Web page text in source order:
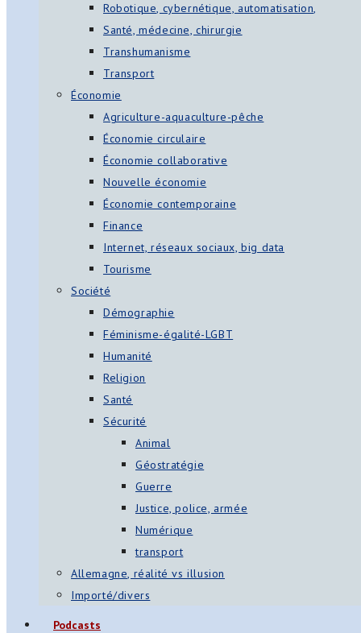
Robotique, cybernétique, automatisation,
Santé, médecine, chirurgie
Transhumanisme
Transport
Économie
Agriculture-aquaculture-pêche
Économie circulaire
Économie collaborative
Nouvelle économie
Économie contemporaine
Finance
Internet, réseaux sociaux, big data
Tourisme
Société
Démographie
Féminisme-égalité-LGBT
Humanité
Religion
Santé
Sécurité
Animal
Géostratégie
Guerre
Justice, police, armée
Numérique
transport
Allemagne, réalité vs illusion
Importé/divers
Podcasts